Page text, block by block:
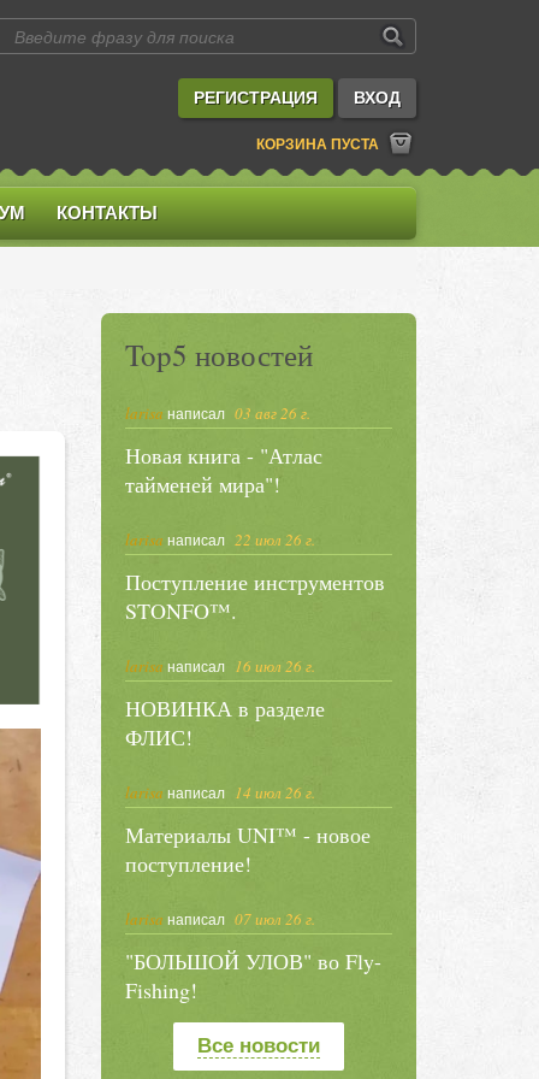
РЕГИСТРАЦИЯ ВХОД
КОРЗИНА ПУСТА
КОНТАКТЫ
Top5 новостей
larisa написал 03 авг 26 г.
Новая книга - "Атлас
тайменей мира"!
larisa написал 22 июл 26 г.
Поступление инструментов
STONFO™.
larisa написал 16 июл 26 г.
НОВИНКА в разделе
ФЛИС!
larisa написал 14 июл 26 г.
Материалы UNI™ - новое
поступление!
larisa написал 07 июл 26 г.
"БОЛЬШОЙ УЛОВ" во Fly-
Fishing!
Все новости